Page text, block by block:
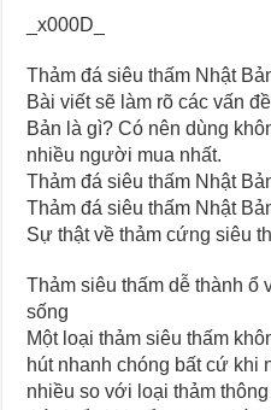
_x000D_
Thảm đá siêu thấm Nhật
Bài viết sẽ làm rõ các vấn
Bản là gì? Có nên dùng
nhiều người mua nhất.
Thảm đá siêu thấm Nhật
Thảm đá siêu thấm Nhật
Sự thật về thảm cứng siêu
Thảm siêu thấm dễ thành ổ
sống
Một loại thảm siêu thấm
hút nhanh chóng bất cứ khi
nhiều so với loại thảm